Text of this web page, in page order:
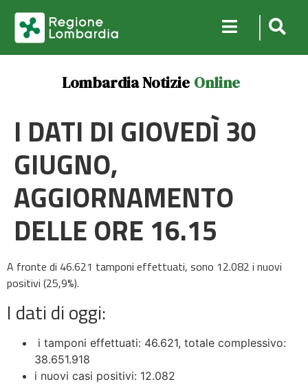
Lombardia Notizie Online
I DATI DI GIOVEDÌ 30
GIUGNO,
AGGIORNAMENTO
DELLE ORE 16.15
A fronte di 46.621 tamponi effettuati, sono 12.082 i nuovi
positivi (25,9%).
I dati di oggi:
i tamponi effettuati: 46.621, totale complessivo:
38.651.918
i nuovi casi positivi: 12.082